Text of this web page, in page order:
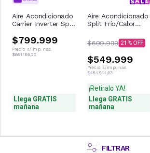
Aire Acondicionado
Carrier Inverter Split
53HVP12N81E
3600W 3100F
$799.999
Precio s/imp. nac.
$661.156,20
Llega GRATIS
mañana
Aire Acondicionado
Split Frío/Calor
2300F
27HR4SYRKG00N
$699.999 21
$549.999
Precio s/imp. nac.
$454.544,63
¡Retiralo YA!
Llega GRATIS
mañana
FILTRAR